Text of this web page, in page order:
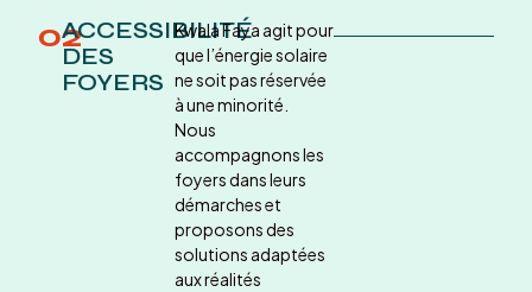
02ACCESSIBILITÉ
DES
FOYERS
Kwala Faya agit pour
que l’énergie solaire
ne soit pas réservée
à une minorité.
Nous
accompagnons les
foyers dans leurs
démarches et
proposons des
solutions adaptées
aux réalités